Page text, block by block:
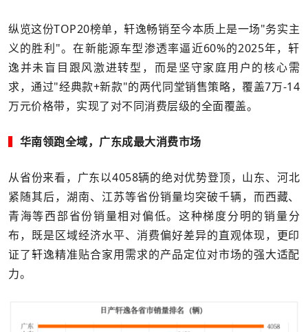
纵览这份TOP20榜单，轩逸畅销至今本质上是一场"务实主
义的胜利"。在新能源车型渗透率逼近60%的2025年，轩
逸并未盲目跟风激进转型，而是坚守家庭用户的核心需
求，通过"经典款+新款"的两代同堂销售策略，覆盖7万-14
万元价格带，实现了对不同消费层级的全面覆盖。
▍ 华南领跑全域， 广东成最大消费市场
从省份来看，广东以4058辆的绝对优势登顶，山东、河北
紧随其后，湖南、江苏等省份销量均突破千辆，而西藏、
青海等西部省份销量相对偏低。这种梯度分明的销量分
布，既是区域经济水平、消费偏好差异的直观体现，更印
证了轩逸精准贴合家用需求的产品定位对市场的强大适配
力。